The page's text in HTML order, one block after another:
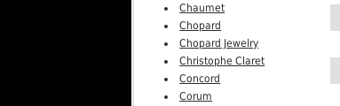
Chaumet
Chopard
Chopard Jewelry
Christophe Claret
Concord
Corum